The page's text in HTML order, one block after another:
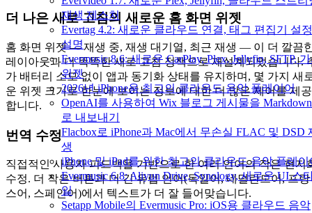
재생 제스처
Evertag 4.2: 새로운 클라우드 연결, 태그 편집기 설정
설명
Evermusic 8.6: 새로운 CarPlay, Plex, Jellyfin, SFTP,
위젯
2026년 iPhone용 최고의 클라우드 음악 플레이어
OpenAI를 사용하여 Wix 블로그 게시물을
로 내보내기
Flacbox로 iPhone과 Mac에서 무손실 FLAC 및 DSD
생
iPhone 및 iPad를 위한 최고의 클라우드 음악 플레이
Evermusic 6.8: Aliyun Drive, Synology, 새로운 UI 스
일
Setapp Mobile의 Evermusic Pro: iOS용 클라우드 음악
더 나은 새로 고침의 새로운 홈 화면 위젯
홈 화면 위젯 — 재생 중, 재생 대기열, 최근 재생 — 이 더 깔끔
레이아웃과 더 똑똑한 새로 고침 정책으로 재설계되었습니다.
가 배터리 소모 없이 앱과 동기화 상태를 유지하며, 몇 가지 새
운 위젯 크기로 한눈에 보이는 정보에 대한 더 많은 제어를 제공
합니다.
번역 수정
직접적인 사용자 피드백을 기반으로 한 여러 언어의 작은 현지
수정. 더 작은 버튼과 더 긴 유럽 언어(독일어, 네덜란드어, 프랑
스어, 스페인어)에서 텍스트가 더 잘 들어맞습니다.